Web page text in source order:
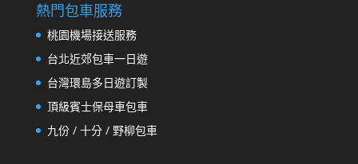
熱門包車服務
桃園機場接送服務
台北近郊包車一日遊
台灣環島多日遊訂製
頂級賓士保母車包車
九份 / 十分 / 野柳包車